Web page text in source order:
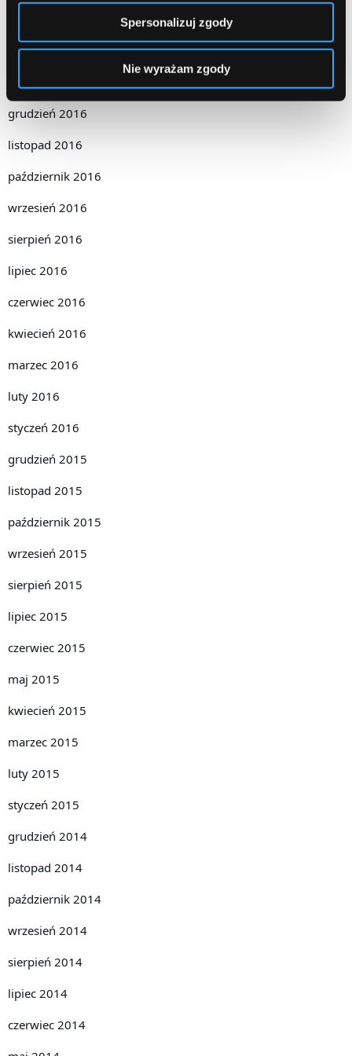
Spersonalizuj zgody
Nie wyrażam zgody
luty 2017
grudzień 2016
listopad 2016
październik 2016
wrzesień 2016
sierpień 2016
lipiec 2016
czerwiec 2016
kwiecień 2016
marzec 2016
luty 2016
styczeń 2016
grudzień 2015
listopad 2015
październik 2015
wrzesień 2015
sierpień 2015
lipiec 2015
czerwiec 2015
maj 2015
kwiecień 2015
marzec 2015
luty 2015
styczeń 2015
grudzień 2014
listopad 2014
październik 2014
wrzesień 2014
sierpień 2014
lipiec 2014
czerwiec 2014